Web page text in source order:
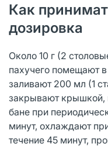
Как
дозировка
Около 10 г (2
пахучего помещают
заливают 200 мл (1
закрывают крышкой,
бане при
минут, охлаждают
течение 45 минут,